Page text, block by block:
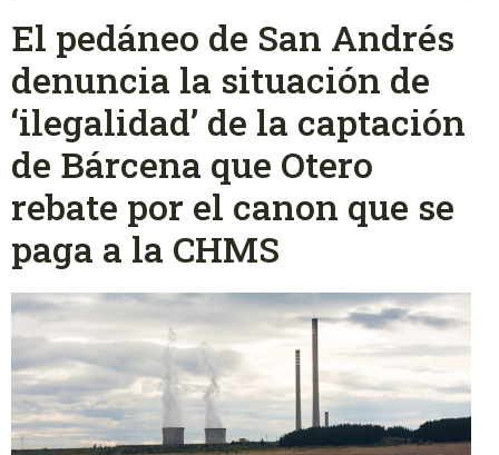
El pedáneo de San Andrés
denuncia la situación de
‘ilegalidad’ de la captación
de Bárcena que Otero
rebate por el canon que se
paga a la CHMS